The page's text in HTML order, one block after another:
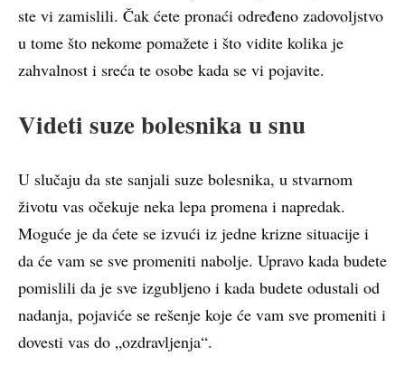
ste vi zamislili. Čak ćete pronaći određeno zadovoljstvo
u tome što nekome pomažete i što vidite kolika je
zahvalnost i sreća te osobe kada se vi pojavite.
Videti suze bolesnika u snu
U slučaju da ste sanjali suze bolesnika, u stvarnom
životu vas očekuje neka lepa promena i napredak.
Moguće je da ćete se izvući iz jedne krizne situacije i
da će vam se sve promeniti nabolje. Upravo kada budete
pomislili da je sve izgubljeno i kada budete odustali od
nadanja, pojaviće se rešenje koje će vam sve promeniti i
dovesti vas do „ozdravljenja“.